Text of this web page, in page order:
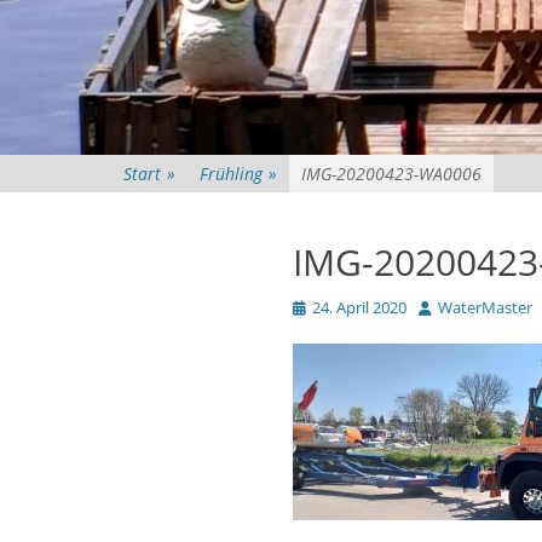
Start » Frühling » IMG-20200423-WA0006
IMG-
Veröffentlicht
24. April 2020 AutorWaterMaster